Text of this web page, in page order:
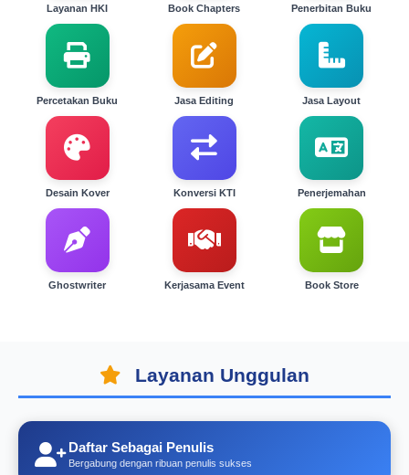
Layanan HKI Book Chapters Penerbitan Buku
Percetakan Buku Jasa Editing Jasa Layout
Desain Kover Konversi KTI Penerjemahan
Ghostwriter Kerjasama Event Book Store
Layanan Unggulan
Daftar Sebagai Penulis
Bergabung dengan ribuan penulis sukses